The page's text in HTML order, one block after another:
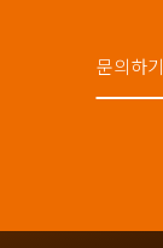
문의하기